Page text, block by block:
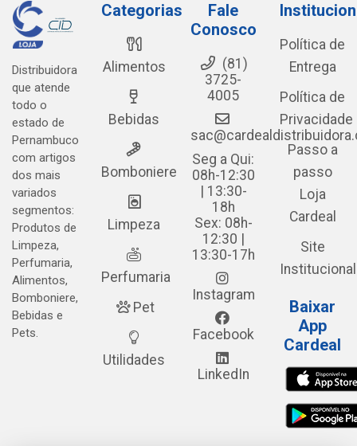
Distribuidora
que atende
todo o
estado de
Pernambuco
com artigos
dos mais
variados
segmentos:
Produtos de
Limpeza,
Perfumaria,
Alimentos,
Bomboniere,
Bebidas e
Pets.
Categorias
Alimentos
Bebidas
Bomboniere
Limpeza
Perfumaria
Pet
Utilidades
Fale
Conosco
(81)
3725-
4005
Seg a Qui:
08h-12:30
| 13:30-
18h
Sex: 08h-
12:30 |
13:30-17h
Instagram
Facebook
LinkedIn
Política de
Entrega
Política de
Privacidade
Passo a
passo
Loja
Cardeal
Site
Institucional
Baixar
App
Cardeal